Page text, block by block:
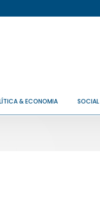
& ECONOMIA SOCIAL